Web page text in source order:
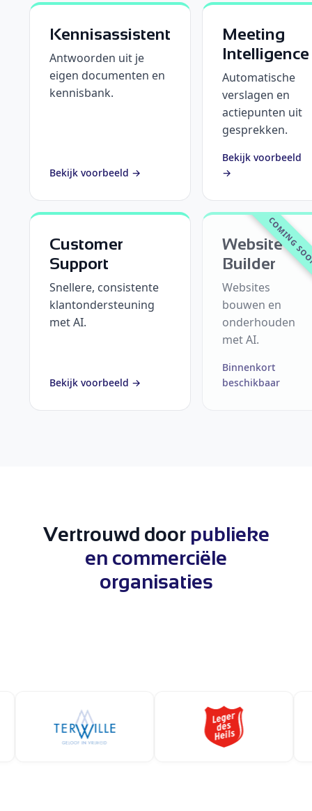
Kennisassistent
Antwoorden uit je
eigen documenten en
kennisbank.
Bekijk voorbeeld →
Meeting
Intelligence
Automatische
verslagen en
actiepunten uit
gesprekken.
Bekijk voorbeeld
→
Customer
Support
Snellere, consistente
klantondersteuning
met AI.
Bekijk voorbeeld →
COMING
Website
Builder
Websites
bouwen en
onderhouden
met AI.
Binnenkort
beschikbaar
Vertrouwd door publieke
en commerciële
organisaties